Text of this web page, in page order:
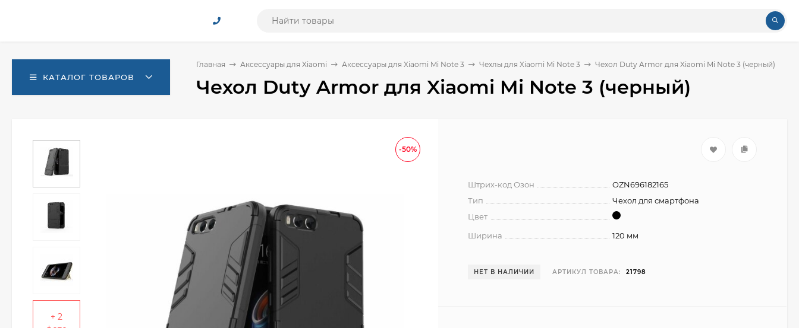
КАТАЛОГ ТОВАРОВ
Главная Аксессуары для Xiaomi Аксессуары для Xiaomi Mi Note 3 Чехлы для Xiaomi Mi Note 3 Чехол Duty Armor для Xiaomi Mi Note 3 (черный)
Чехол Duty Armor для Xiaomi Mi Note 3 (черный)
+ 2
-50%
Штрих-код Озон
OZN696182165
Тип
Чехол для смартфона
Цвет
Ширина
120 мм
НЕТ В НАЛИЧИИ АРТИКУЛ ТОВАРА: 21798